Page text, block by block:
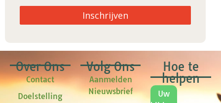
Inschrijven
Over Ons
Contact
Doelstelling
Volg Ons
Aanmelden
Nieuwsbrief
Hoe te
helpen
Uw